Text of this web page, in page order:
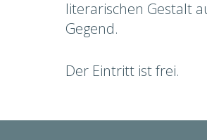
literarischen Gestalt
Gegend.
Der Eintritt ist frei.